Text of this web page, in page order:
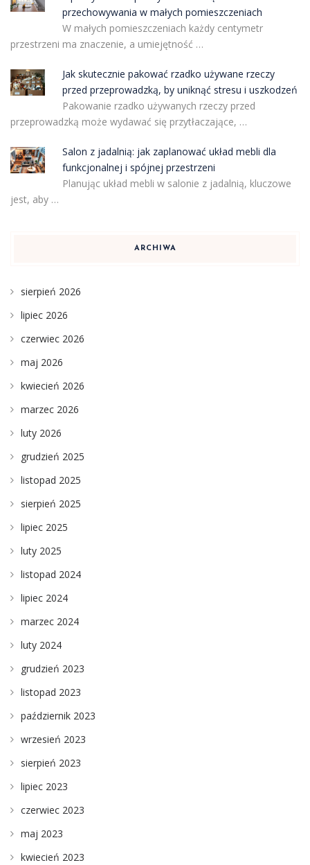
przechowywania w małych pomieszczeniach
W małych pomieszczeniach każdy centymetr
przestrzeni ma znaczenie, a umiejętność …
Jak skutecznie pakować rzadko używane rzeczy
przed przeprowadzką, by uniknąć stresu i uszkodzeń
Pakowanie rzadko używanych rzeczy przed
przeprowadzką może wydawać się przytłaczające, …
Salon z jadalnią: jak zaplanować układ mebli dla
funkcjonalnej i spójnej przestrzeni
Planując układ mebli w salonie z jadalnią, kluczowe
jest, aby …
ARCHIWA
sierpień 2026
lipiec 2026
czerwiec 2026
maj 2026
kwiecień 2026
marzec 2026
luty 2026
grudzień 2025
listopad 2025
sierpień 2025
lipiec 2025
luty 2025
listopad 2024
lipiec 2024
marzec 2024
luty 2024
grudzień 2023
listopad 2023
październik 2023
wrzesień 2023
sierpień 2023
lipiec 2023
czerwiec 2023
maj 2023
kwiecień 2023